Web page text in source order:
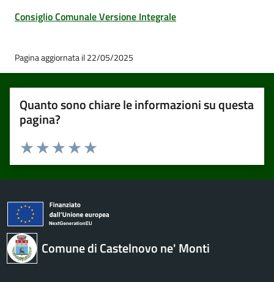
Consiglio Comunale Versione Integrale
Pagina aggiornata il 22/05/2025
Quanto sono chiare le informazioni su questa
pagina?
Valuta 5 stelle su 5
Valuta 4 stelle su 5
Valuta 3 stelle su 5
Valuta 2 stelle su 5
Valuta 1 stelle su 5
Comune di Castelnovo ne' Monti